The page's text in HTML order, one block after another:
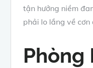
tận hưởng niềm
phải lo lắng về cơn
Phòng